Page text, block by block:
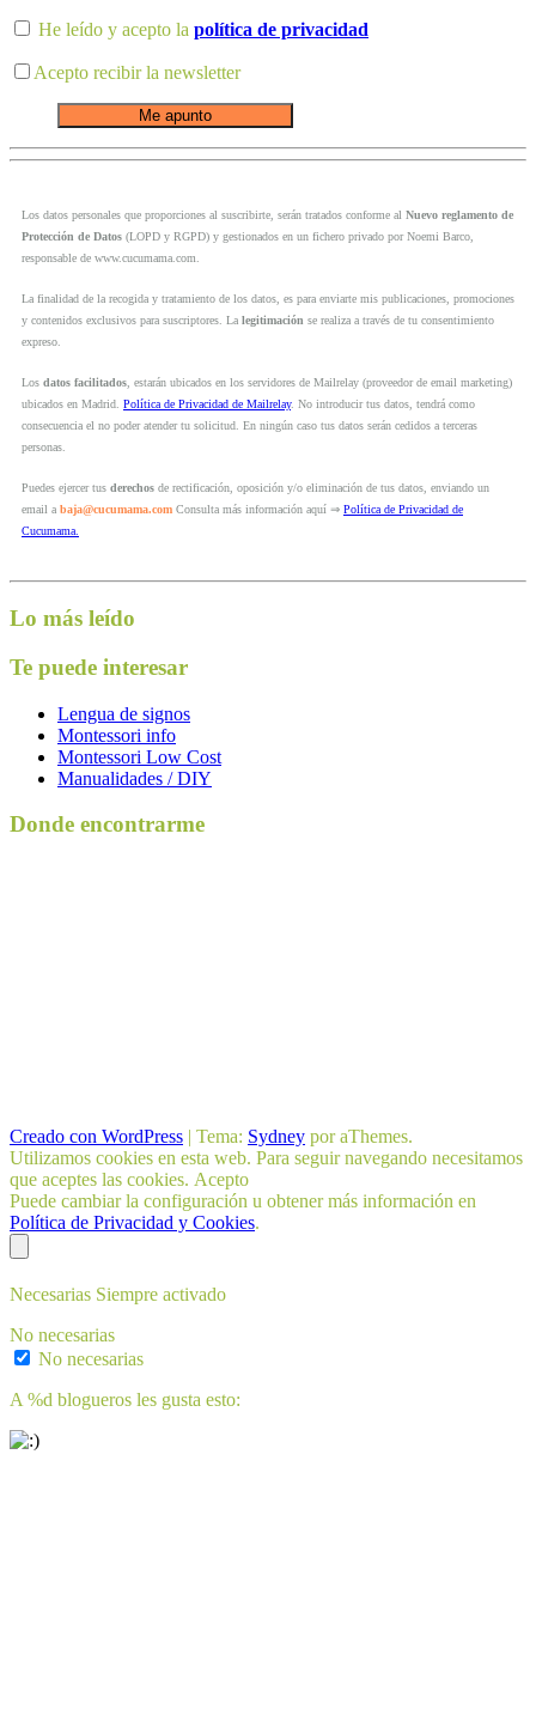
He leído y acepto la política de privacidad
Acepto recibir la newsletter
Los datos personales que proporciones al suscribirte, serán tratados conforme al Nuevo reglamento de
Protección de Datos (LOPD y RGPD) y gestionados en un fichero privado por Noemi Barco,
responsable de www.cucumama.com.
La finalidad de la recogida y tratamiento de los datos, es para enviarte mis publicaciones, promociones
y contenidos exclusivos para suscriptores. La legitimación se realiza a través de tu consentimiento
expreso.
Los datos facilitados, estarán ubicados en los servidores de Mailrelay (proveedor de email marketing)
ubicados en Madrid. Política de Privacidad de Mailrelay. No introducir tus datos, tendrá como
consecuencia el no poder atender tu solicitud. En ningún caso tus datos serán cedidos a terceras
personas.
Puedes ejercer tus derechos de rectificación, oposición y/o eliminación de tus datos, enviando un
email a baja@cucumama.com Consulta más información aquí ⇒ Política de Privacidad de
Cucumama.
Lo más leído
Te puede interesar
Lengua de signos
Montessori info
Montessori Low Cost
Manualidades / DIY
Donde encontrarme
Creado con WordPress | Tema: Sydney por aThemes.
Utilizamos cookies en esta web. Para seguir navegando necesitamos
que aceptes las cookies. Acepto
Puede cambiar la configuración u obtener más información en
Política de Privacidad y Cookies.
Necesarias Siempre activado
No necesarias
No necesarias
A %d blogueros les gusta esto: